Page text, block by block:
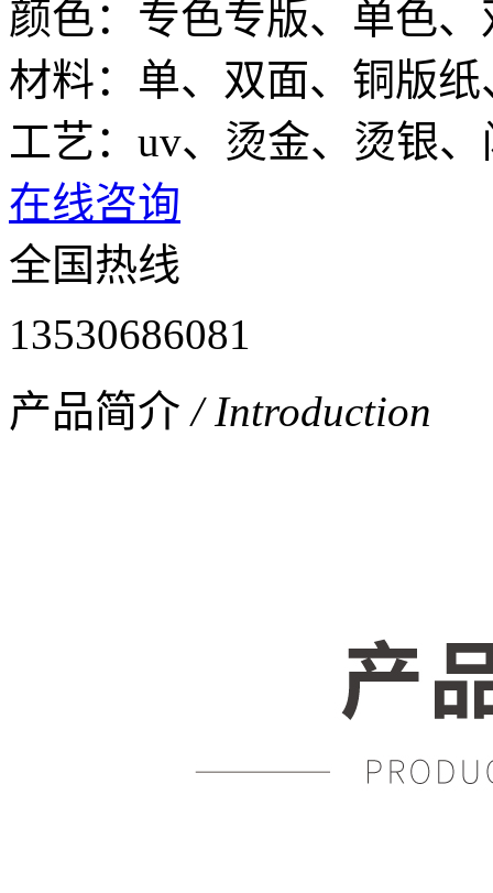
颜色：专色专版、单色
材料：单、双面、铜版
工艺：uv、烫金、烫银
在线咨询
全国热线
13530686081
产品简介 / Introduction